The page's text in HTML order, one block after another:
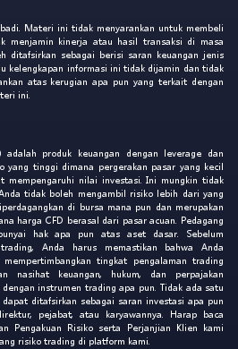
Materi ini tidak menyarankan untuk membeli
menjamin kinerja atau hasil transaksi di masa
ditafsirkan sebagai berisi saran keuangan jenis
kelengkapan informasi ini tidak dijamin dan tidak
atas kerugian apa pun yang terkait dengan
ini.
adalah produk keuangan dengan leverage dan
yang tinggi dimana pergerakan pasar yang kecil
mempengaruhi nilai investasi. Ini mungkin tidak
tidak boleh mengambil risiko lebih dari yang
di bursa mana pun dan merupakan
harga CFD berasal dari pasar acuan. Pedagang
hak apa pun atas aset dasar. Sebelum
Anda harus memastikan bahwa Anda
tingkat pengalaman trading
nasihat keuangan, hukum, dan perpajakan
instrumen trading apa pun. Tidak ada satu
ditafsirkan sebagai saran investasi apa pun
pejabat, atau karyawannya. Harap baca
Pengakuan Risiko serta Perjanjian Klien kami
risiko trading di platform kami.